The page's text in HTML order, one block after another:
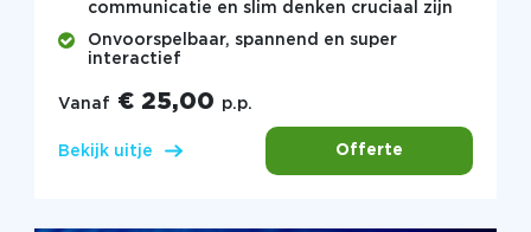
communicatie en slim denken cruciaal zijn
Onvoorspelbaar, spannend en super
interactief
Vanaf € 25,00 p.p.
Bekijk uitje Offerte